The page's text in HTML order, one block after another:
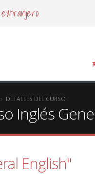
DETALLES DEL CURSO
Inglés
English"